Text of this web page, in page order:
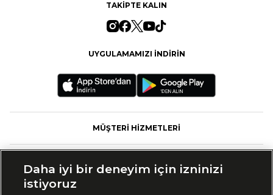
TAKİPTE KALIN
UYGULAMAMIZI İNDİRİN
MÜŞTERİ HİZMETLERİ
Daha iyi bir deneyim için izninizi
istiyoruz